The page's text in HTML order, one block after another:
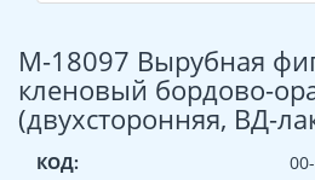
М-18097 Вырубная
кленовый бордово-
(двухсторонняя, ВД-
КОД: